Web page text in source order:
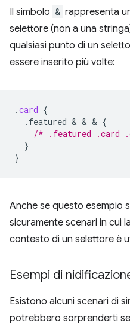
Il simbolo & rappresenta
selettore (non a una
qualsiasi punto di un
essere inserito più volte:
.card {
.featured & & & {
/* .featured .card
}
}
Anche se questo esempio
sicuramente scenari in cui
contesto di un selettore è
Esempi di
Esistono alcuni scenari di
potrebbero sorprenderti